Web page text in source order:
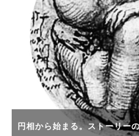
円相から始まる。ストーリー